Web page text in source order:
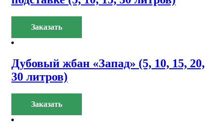
Заказать
Дубовый жбан «Запад» (5, 10, 15, 20,
30 литров)
Заказать